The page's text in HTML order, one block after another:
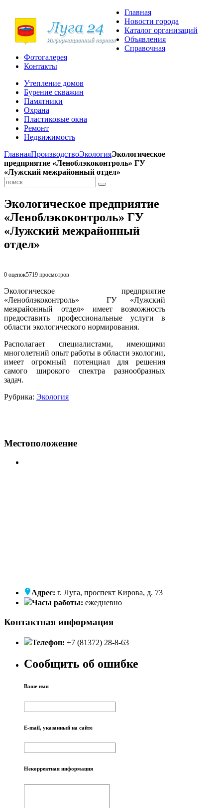
Главная
Новости города
Каталог организаций
Объявления
Справочная
Фотогалерея
Контакты
Утепление домов
Бурение скважин
Памятники
Охрана
Пластиковые окна
Ремонт
Недвижимость
ГлавнаяПроизводствоЭкологияЭкологическое
предприятие «Леноблэкоконтроль» ГУ
«Лужский межрайонный отдел»
Экологическое предприятие
«Леноблэкоконтроль» ГУ
«Лужский межрайонный
отдел»
0 оценок5719 просмотров
Экологическое предприятие
«Леноблэкоконтроль» ГУ «Лужский
межрайонный отдел» имеет возможность
предоставить профессиональные услуги в
области экологического нормирования.
Располагает специалистами, имеющими
многолетний опыт работы в области экологии,
имеет огромный потенциал для решения
самого широкого спектра разнообразных
задач.
Рубрика: Экология
Местоположение
Адрес: г. Луга, проспект Кирова, д. 73
Часы работы: ежедневно
Контактная информация
Телефон: +7 (81372) 28-8-63
Сообщить об ошибке
Ваше имя
E-mail, указанный на сайте
Некорректная информация